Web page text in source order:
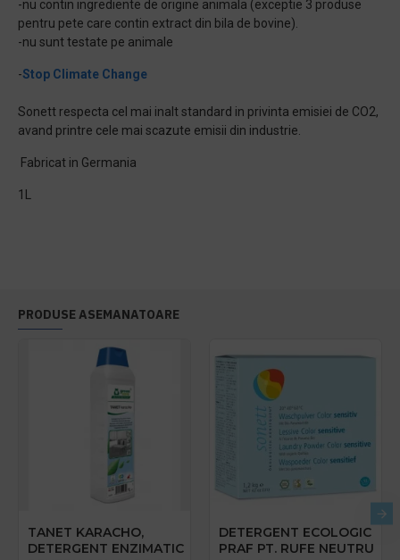
-nu contin ingrediente de origine animala (exceptie 3 produse
pentru pete care contin extract din bila de bovine).
-nu sunt testate pe animale
-Stop Climate Change
Sonett respecta cel mai inalt standard in privinta emisiei de CO2,
avand printre cele mai scazute emisii din industrie.
Fabricat in Germania
1L
PRODUSE ASEMANATOARE
TANET KARACHO,
DETERGENT ENZIMATIC
DETERGENT ECOLOGIC
PRAF PT. RUFE NEUTRU